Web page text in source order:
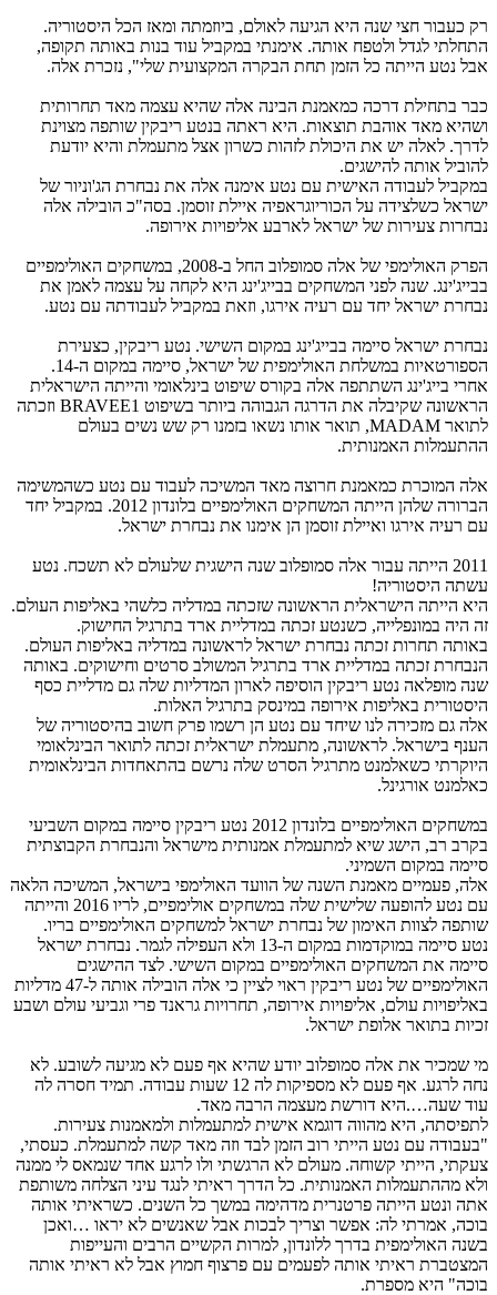
כעבור חצי שנה היא הגיעה לאולם, ביוזמתה ומאז הכל היסטוריה.
לגדל ולטפח אותה. אימנתי במקביל עוד בנות באותה תקופה,
נטע הייתה כל הזמן תחת הבקרה המקצועית שלי", נזכרת אלה.
בתחילת דרכה כמאמנת הבינה אלה שהיא עצמה מאד תחרותית
מאד אוהבת תוצאות. היא ראתה בנטע ריבקין שותפה מצוינת
לאלה יש את היכולת לזהות כשרון אצל מתעמלת והיא יודעת
אותה להישגים.
לעבודה האישית עם נטע אימנה אלה את נבחרת הג'וניור של
כשלצידה על הכוריוגראפיה איילת זוסמן. בסה"כ הובילה אלה
צעירות של ישראל לארבע אליפויות אירופה.
הפרק האולימפי של אלה סמופלוב החל ב-2008, במשחקים האולימפיים
שנה לפני המשחקים בבייג'ינג היא לקחה על עצמה לאמן את
ישראל יחד עם רעיה אירגו, וזאת במקביל לעבודתה עם נטע.
ישראל סיימה בבייג'ינג במקום השישי. נטע ריבקין, כצעירת
במשלחת האולימפית של ישראל, סיימה במקום ה-14.
בייג'ינג השתתפה אלה בקורס שיפוט בינלאומי והייתה הישראלית
הראשונה שקיבלה את הדרגה הגבוהה ביותר בשיפוט BRAVEE1 וזכתה
לתואר MADAM, תואר אותו נשאו בזמנו רק שש נשים בעולם
האמנותית.
המוכרת כמאמנת חרוצה מאד המשיכה לעבוד עם נטע כשהמשימה
הברורה שלהן הייתה המשחקים האולימפיים בלונדון 2012. במקביל יחד
רעיה אירגו ואיילת זוסמן הן אימנו את נבחרת ישראל.
2011 הייתה עבור אלה סמופלוב שנה הישגית שלעולם לא תשכח. נטע
היסטוריה!
הייתה הישראלית הראשונה שזכתה במדליה כלשהי באליפות העולם.
היה במונפלייה, כשנטע זכתה במדליית ארד בתרגיל החישוק.
תחרות זכתה נבחרת ישראל לראשונה במדליה באליפות העולם.
זכתה במדליית ארד בתרגיל המשולב סרטים וחישוקים. באותה
מופלאה נטע ריבקין הוסיפה לארון המדליות שלה גם מדליית כסף
באליפות אירופה במינסק בתרגיל האלות.
גם מזכירה לנו שיחד עם נטע הן רשמו פרק חשוב בהיסטוריה של
בישראל. לראשונה, מתעמלת ישראלית זכתה לתואר הבינלאומי
כשאלמנט מתרגיל הסרט שלה נרשם בהתאחדות הבינלאומית
אורגינל.
במשחקים האולימפיים בלונדון 2012 נטע ריבקין סיימה במקום השביעי
רב, הישג שיא למתעמלת אמנותית מישראל והנבחרת הקבוצתית
במקום השמיני.
פעמיים מאמנת השנה של הוועד האולימפי בישראל, המשיכה הלאה
עם נטע להופעה שלישית שלה במשחקים אולימפיים, לריו 2016 והייתה
לצוות האימון של נבחרת ישראל למשחקים האולימפיים בריו.
נטע סיימה במוקדמות במקום ה-13 ולא העפילה לגמר. נבחרת ישראל
את המשחקים האולימפיים במקום השישי. לצד ההישגים
האולימפיים של נטע ריבקין ראוי לציין כי אלה הובילה אותה ל-47 מדליות
עולם, אליפויות אירופה, תחרויות גראנד פרי וגביעי עולם ושבע
בתואר אלופת ישראל.
שמכיר את אלה סמופלוב יודע שהיא אף פעם לא מגיעה לשובע. לא
נחה לרגע. אף פעם לא מספיקות לה 12 שעות עבודה. תמיד חסרה לה
שעה….היא דורשת מעצמה הרבה מאד.
היא מהווה דוגמא אישית למתעמלות ולמאמנות צעירות.
עם נטע הייתי רוב הזמן לבד וזה מאד קשה למתעמלת. כעסתי,
הייתי קשוחה. מעולם לא הרגשתי ולו לרגע אחד שנמאס לי ממנה
מההתעמלות האמנותית. כל הדרך ראיתי לנגד עיני הצלחה משותפת
ונטע הייתה פרטנרית מדהימה במשך כל השנים. כשראיתי אותה
אמרתי לה: אפשר וצריך לבכות אבל שאנשים לא יראו …ואכן
האולימפית בדרך ללונדון, למרות הקשיים הרבים והעייפות
ראיתי אותה לפעמים עם פרצוף חמוץ אבל לא ראיתי אותה
היא מספרת.